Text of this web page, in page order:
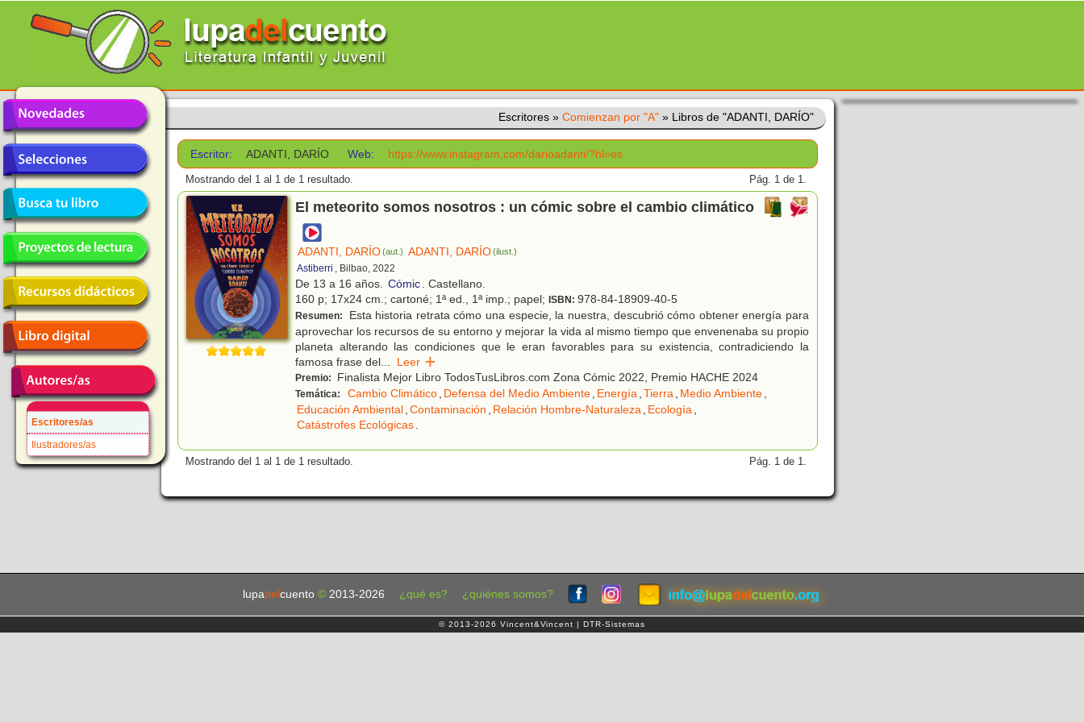
Escritores/as
Ilustradores/as
Escritores » Comienzan por "A" » Libros de "ADANTI, DARÍO"
Escritor: ADANTI, DARÍO Web: https://www.instagram.com/darioadanti/?hl=es
Mostrando del 1 al 1 de 1 resultado. Pág. 1 de 1.
El meteorito somos nosotros : un cómic sobre el cambio climático
ADANTI, DARÍO(aut.) ADANTI, DARÍO(ilust.)
Astiberri , Bilbao, 2022
De 13 a 16 años. Cómic. Castellano.
160 p; 17x24 cm.; cartoné; 1ª ed., 1ª imp.; papel; ISBN: 978-84-18909-40-5
Resumen:
Esta historia retrata cómo una especie, la nuestra, descubrió cómo obtener energía para
aprovechar los recursos de su entorno y mejorar la vida al mismo tiempo que envenenaba su propio
planeta alterando las condiciones que le eran favorables para su existencia, contradiciendo la
famosa frase del... Leer
Premio: Finalista Mejor Libro TodosTusLibros.com Zona Cómic 2022, Premio HACHE 2024
Temática: Cambio Climático, Defensa del Medio Ambiente, Energía,Tierra, Medio Ambiente,
Educación Ambiental,Contaminación , Relación Hombre-Naturaleza, Ecología,
Catástrofes Ecológicas.
Mostrando del 1 al 1 de 1 resultado. Pág. 1 de 1.
lupadel cuento © 2013-2026 ¿qué es? ¿quiénes somos?
© 2013-2026 Vincent&Vincent | DTR-Sistemas